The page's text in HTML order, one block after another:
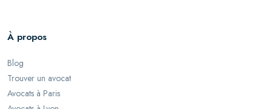
À propos
Blog
Trouver un avocat
Avocats à Paris